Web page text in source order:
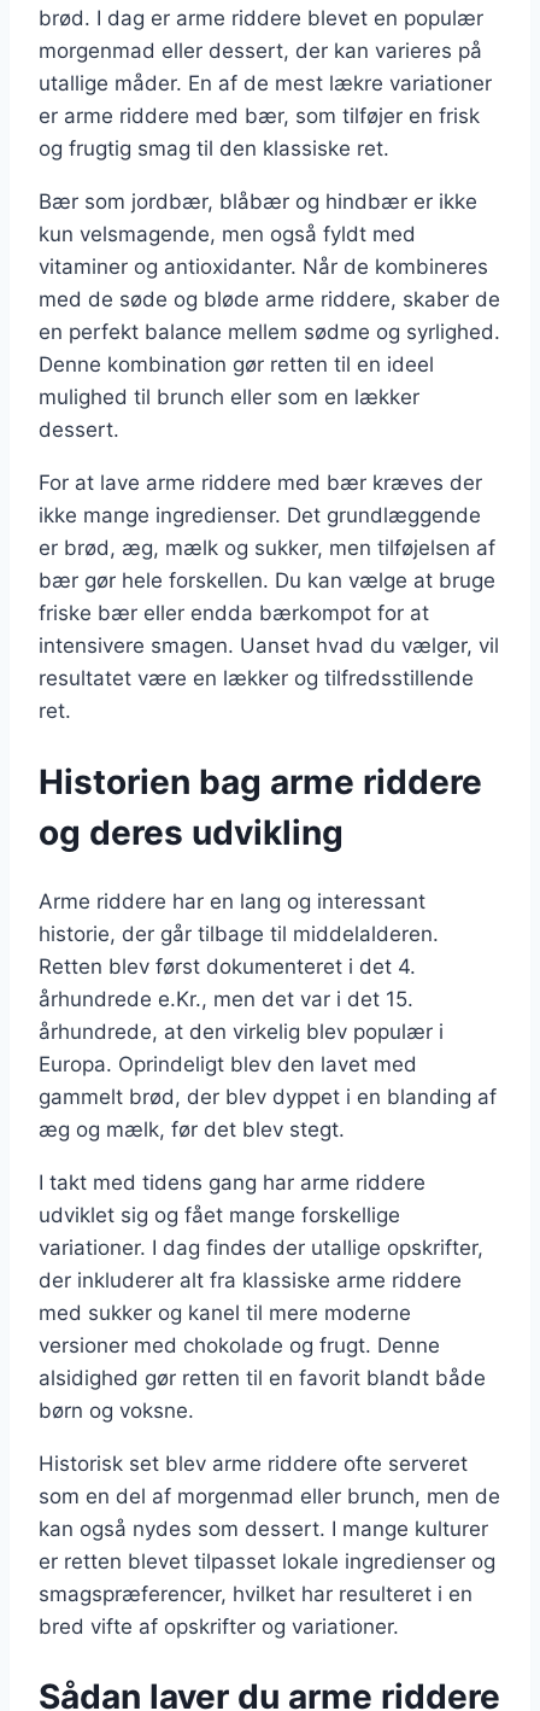
brød. I dag er arme riddere blevet en populær
morgenmad eller dessert, der kan varieres på
utallige måder. En af de mest lækre variationer
er arme riddere med bær, som tilføjer en frisk
og frugtig smag til den klassiske ret.
Bær som jordbær, blåbær og hindbær er ikke
kun velsmagende, men også fyldt med
vitaminer og antioxidanter. Når de kombineres
med de søde og bløde arme riddere, skaber de
en perfekt balance mellem sødme og syrlighed.
Denne kombination gør retten til en ideel
mulighed til brunch eller som en lækker
dessert.
For at lave arme riddere med bær kræves der
ikke mange ingredienser. Det grundlæggende
er brød, æg, mælk og sukker, men tilføjelsen af
bær gør hele forskellen. Du kan vælge at bruge
friske bær eller endda bærkompot for at
intensivere smagen. Uanset hvad du vælger, vil
resultatet være en lækker og tilfredsstillende
ret.
Historien bag arme riddere
og deres udvikling
Arme riddere har en lang og interessant
historie, der går tilbage til middelalderen.
Retten blev først dokumenteret i det 4.
århundrede e.Kr., men det var i det 15.
århundrede, at den virkelig blev populær i
Europa. Oprindeligt blev den lavet med
gammelt brød, der blev dyppet i en blanding af
æg og mælk, før det blev stegt.
I takt med tidens gang har arme riddere
udviklet sig og fået mange forskellige
variationer. I dag findes der utallige opskrifter,
der inkluderer alt fra klassiske arme riddere
med sukker og kanel til mere moderne
versioner med chokolade og frugt. Denne
alsidighed gør retten til en favorit blandt både
børn og voksne.
Historisk set blev arme riddere ofte serveret
som en del af morgenmad eller brunch, men de
kan også nydes som dessert. I mange kulturer
er retten blevet tilpasset lokale ingredienser og
smagspræferencer, hvilket har resulteret i en
bred vifte af opskrifter og variationer.
Sådan laver du arme riddere